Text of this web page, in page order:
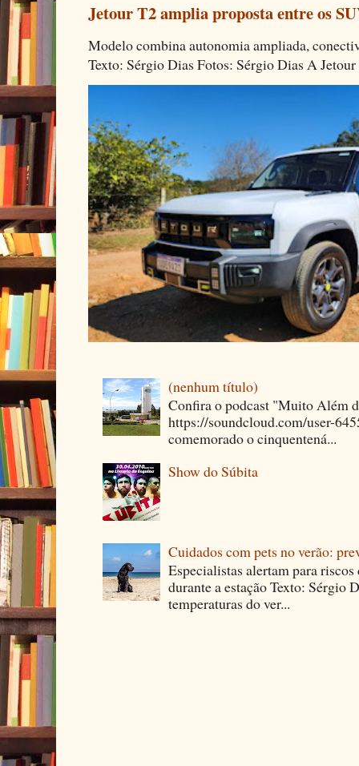
Jetour T2 amplia proposta entre os
Modelo combina autonomia ampliada,
Texto: Sérgio Dias Fotos: Sérgio Dias A
(nenhum título)
Confira o podcast "Muito Além
https://soundcloud.com/user-
comemorado o cinquentená...
Show do Súbita
Cuidados com pets no verão:
Especialistas alertam para
durante a estação Texto: Sérgio
temperaturas do ver...